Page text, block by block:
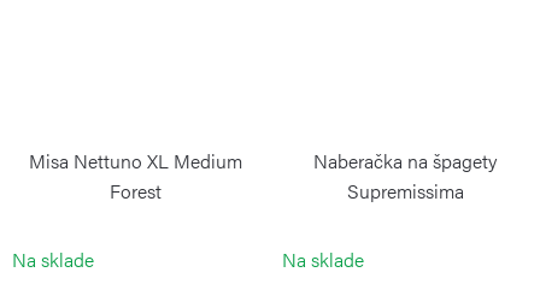
Misa Nettuno XL Medium
Forest
Na sklade
Naberačka na špagety
Supremissima
Na sklade